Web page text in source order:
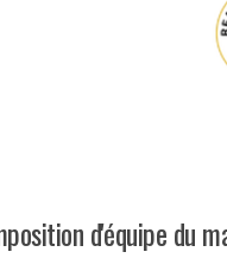
d'équipe du